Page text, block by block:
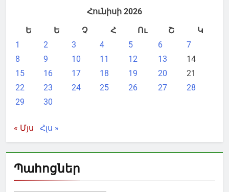
Հունիսի 2026
Ե
Ե Չ Հ Ու Շ
Կ
1
2 3 4 5 6
7
8
9 10 11 12 13
14
15
16 17 18 19 20
21
22
23 24 25 26 27
28
29
30
« Մյս Հլս »
Պահոցներ